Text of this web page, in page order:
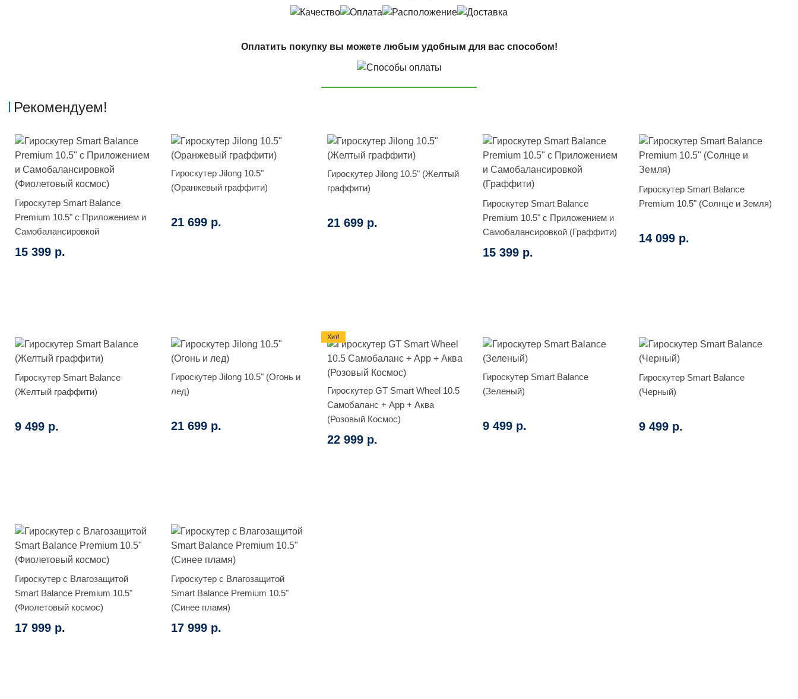
Оплатить покупку вы можете любым удобным для вас способом!
Рекомендуем!
Гироскутер Smart Balance
Premium 10.5" с Приложением и
Самобалансировкой
(Фиолетовый космос)
15 399 р.
Гироскутер Jilong 10.5"
(Оранжевый граффити)
21 699 р.
Гироскутер Jilong 10.5" (Желтый
граффити)
21 699 р.
Гироскутер Smart Balance
Premium 10.5" с Приложением и
Самобалансировкой (Граффити)
15 399 р.
Гироскутер Smart Balance
Premium 10.5" (Солнце и Земля)
14 099 р.
Гироскутер Smart Balance
(Желтый граффити)
9 499 р.
Гироскутер Jilong 10.5" (Огонь и
лед)
21 699 р.
Гироскутер GT Smart Wheel 10.5
Самобаланс + App + Аква
(Розовый Космос)
22 999 р.
Хит!
Гироскутер Smart Balance
(Зеленый)
9 499 р.
Гироскутер Smart Balance
(Черный)
9 499 р.
Гироскутер с Влагозащитой
Smart Balance Premium 10.5"
(Фиолетовый космос)
17 999 р.
Гироскутер с Влагозащитой
Smart Balance Premium 10.5"
(Синее пламя)
17 999 р.